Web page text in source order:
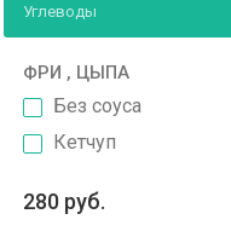
Углеводы
ФРИ , ЦЫПА
Без соуса
Кетчуп
280 руб.